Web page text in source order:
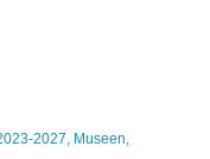
2027, Museen,